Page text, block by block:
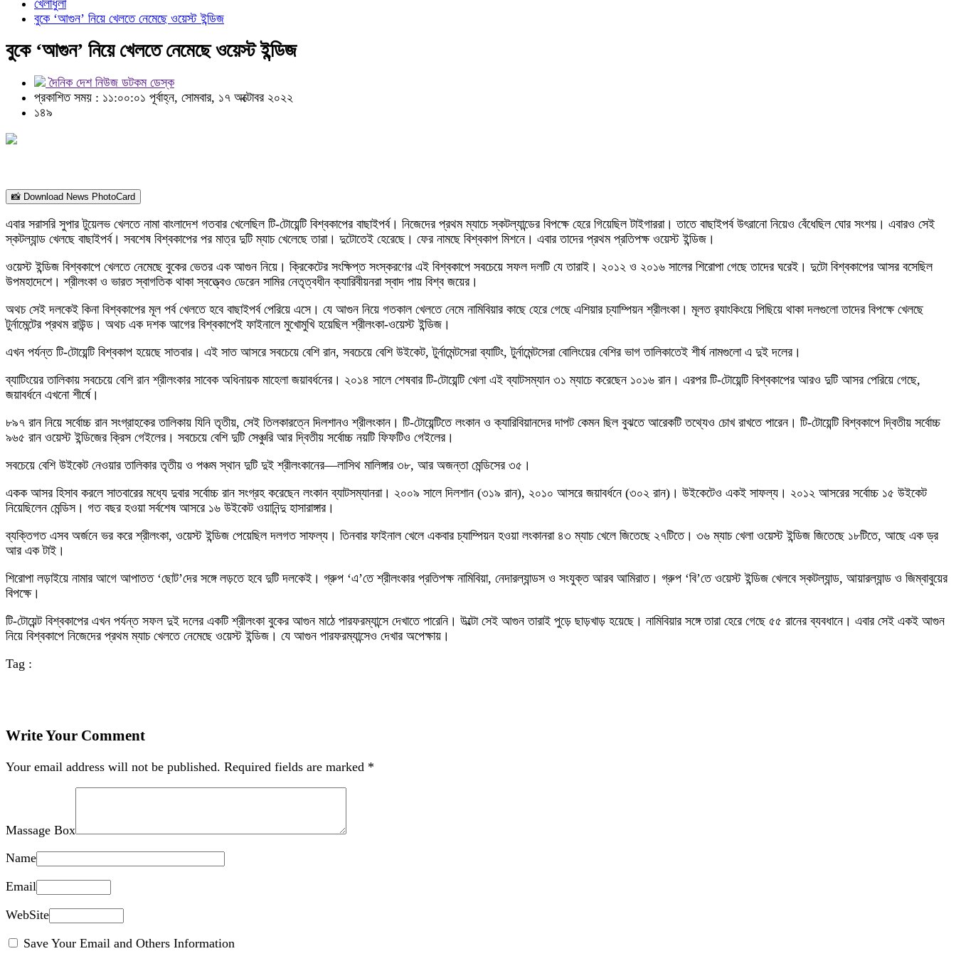
খেলাধুলা
বুকে ‘আগুন’ নিয়ে খেলতে নেমেছে ওয়েস্ট ইন্ডিজ
বুকে ‘আগুন’ নিয়ে খেলতে নেমেছে ওয়েস্ট ইন্ডিজ
দৈনিক দেশ নিউজ ডটকম ডেস্ক
প্রকাশিত সময় : ১১:০০:০১ পূর্বাহ্ন, সোমবার, ১৭ অক্টোবর ২০২২
১৪৯
📸 Download News PhotoCard
এবার সরাসরি সুপার টুয়েলভ খেলতে নামা বাংলাদেশ গতবার খেলেছিল টি-টোয়েন্টি বিশ্বকাপের বাছাইপর্ব। নিজেদের প্রথম ম্যাচে স্কটল্যান্ডের বিপক্ষে হেরে গিয়েছিল টাইগাররা। তাতে বাছাইপর্ব উৎরানো নিয়েও বেঁধেছিল ঘোর সংশয়। এবারও সেই
স্কটল্যান্ড খেলছে বাছাইপর্ব। সবশেষ বিশ্বকাপের পর মাত্র দুটি ম্যাচ খেলেছে তারা। দুটোতেই হেরেছে। ফের নামছে বিশ্বকাপ মিশনে। এবার তাদের প্রথম প্রতিপক্ষ ওয়েস্ট ইন্ডিজ।
ওয়েস্ট ইন্ডিজ বিশ্বকাপে খেলতে নেমেছে বুকের ভেতর এক আগুন নিয়ে। ক্রিকেটের সংক্ষিপ্ত সংস্করণের এই বিশ্বকাপে সবচেয়ে সফল দলটি যে তারাই। ২০১২ ও ২০১৬ সালের শিরোপা গেছে তাদের ঘরেই। দুটো বিশ্বকাপের আসর বসেছিল
উপমহাদেশে। শ্রীলংকা ও ভারত স্বাগতিক থাকা স্বত্ত্বেও ডেরেন সামির নেতৃত্বধীন ক্যারিবীয়নরা স্বাদ পায় বিশ্ব জয়ের।
অথচ সেই দলকেই কিনা বিশ্বকাপের মূল পর্ব খেলতে হবে বাছাইপর্ব পেরিয়ে এসে। যে আগুন নিয়ে গতকাল খেলতে নেমে নামিবিয়ার কাছে হেরে গেছে এশিয়ার চ্যাম্পিয়ন শ্রীলংকা। মূলত র‌্যাংকিংয়ে পিছিয়ে থাকা দলগুলো তাদের বিপক্ষে খেলছে
টুর্নামেন্টের প্রথম রাউন্ড। অথচ এক দশক আগের বিশ্বকাপেই ফাইনালে মুখোমুখি হয়েছিল শ্রীলংকা-ওয়েস্ট ইন্ডিজ।
এখন পর্যন্ত টি-টোয়েন্টি বিশ্বকাপ হয়েছে সাতবার। এই সাত আসরে সবচেয়ে বেশি রান, সবচেয়ে বেশি উইকেট, টুর্নামেন্টসেরা ব্যাটিং, টুর্নামেন্টসেরা বোলিংয়ের বেশির ভাগ তালিকাতেই শীর্ষ নামগুলো এ দুই দলের।
ব্যাটিংয়ের তালিকায় সবচেয়ে বেশি রান শ্রীলংকার সাবেক অধিনায়ক মাহেলা জয়াবর্ধনের। ২০১৪ সালে শেষবার টি-টোয়েন্টি খেলা এই ব্যাটসম্যান ৩১ ম্যাচে করেছেন ১০১৬ রান। এরপর টি-টোয়েন্টি বিশ্বকাপের আরও দুটি আসর পেরিয়ে গেছে,
জয়াবর্ধনে এখনো শীর্ষে।
৮৯৭ রান নিয়ে সর্বোচ্চ রান সংগ্রাহকের তালিকায় যিনি তৃতীয়, সেই তিলকারত্নে দিলশানও শ্রীলংকান। টি-টোয়েন্টিতে লংকান ও ক্যারিবিয়ানদের দাপট কেমন ছিল বুঝতে আরেকটি তথ্যেও চোখ রাখতে পারেন। টি-টোয়েন্টি বিশ্বকাপে দ্বিতীয় সর্বোচ্চ
৯৬৫ রান ওয়েস্ট ইন্ডিজের ক্রিস গেইলের। সবচেয়ে বেশি দুটি সেঞ্চুরি আর দ্বিতীয় সর্বোচ্চ নয়টি ফিফটিও গেইলের।
সবচেয়ে বেশি উইকেট নেওয়ার তালিকার তৃতীয় ও পঞ্চম স্থান দুটি দুই শ্রীলংকানের—লাসিথ মালিঙ্গার ৩৮, আর অজন্তা মেন্ডিসের ৩৫।
একক আসর হিসাব করলে সাতবারের মধ্যে দুবার সর্বোচ্চ রান সংগ্রহ করেছেন লংকান ব্যাটসম্যানরা। ২০০৯ সালে দিলশান (৩১৯ রান), ২০১০ আসরে জয়াবর্ধনে (৩০২ রান)। উইকেটেও একই সাফল্য। ২০১২ আসরের সর্বোচ্চ ১৫ উইকেট
নিয়েছিলেন মেন্ডিস। গত বছর হওয়া সর্বশেষ আসরে ১৬ উইকেট ওয়ানিন্দু হাসারাঙ্গার।
ব্যক্তিগত এসব অর্জনে ভর করে শ্রীলংকা, ওয়েস্ট ইন্ডিজ পেয়েছিল দলগত সাফল্য। তিনবার ফাইনাল খেলে একবার চ্যাম্পিয়ন হওয়া লংকানরা ৪৩ ম্যাচ খেলে জিতেছে ২৭টিতে। ৩৬ ম্যাচ খেলা ওয়েস্ট ইন্ডিজ জিতেছে ১৮টিতে, আছে এক ড্র
আর এক টাই।
শিরোপা লড়াইয়ে নামার আগে আপাতত ‘ছোট’দের সঙ্গে লড়তে হবে দুটি দলকেই। গ্রুপ ‘এ’তে শ্রীলংকার প্রতিপক্ষ নামিবিয়া, নেদারল্যান্ডস ও সংযুক্ত আরব আমিরাত। গ্রুপ ‘বি’তে ওয়েস্ট ইন্ডিজ খেলবে স্কটল্যান্ড, আয়ারল্যান্ড ও জিম্বাবুয়ের
বিপক্ষে।
টি-টোয়েন্ট বিশ্বকাপের এখন পর্যন্ত সফল দুই দলের একটি শ্রীলংকা বুকের আগুন মাঠে পারফরম্যান্সে দেখাতে পারেনি। উল্টো সেই আগুন তারাই পুড়ে ছাড়খাড় হয়েছে। নামিবিয়ার সঙ্গে তারা হেরে গেছে ৫৫ রানের ব্যবধানে। এবার সেই একই আগুন
নিয়ে বিশ্বকাপে নিজেদের প্রথম ম্যাচ খেলতে নেমেছে ওয়েস্ট ইন্ডিজ। যে আগুন পারফরম্যান্সেও দেখার অপেক্ষায়।
Tag :
Write Your Comment
Your email address will not be published. Required fields are marked *
Massage Box
Name
Email
WebSite
Save Your Email and Others Information